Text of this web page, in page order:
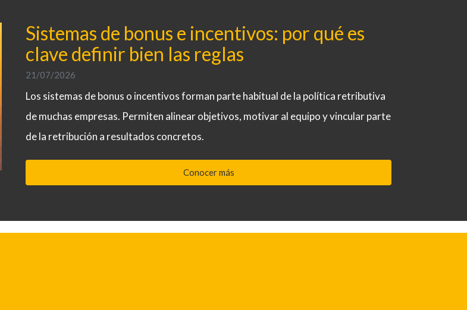
Sistemas de bonus e incentivos: por qué es
clave definir bien las reglas
21/07/2026
Los sistemas de bonus o incentivos forman parte habitual de la política retributiva
de muchas empresas. Permiten alinear objetivos, motivar al equipo y vincular parte
de la retribución a resultados concretos.
Conocer más